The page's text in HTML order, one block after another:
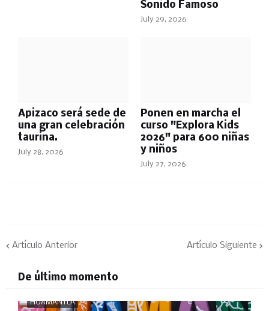
Sonido Famoso
July 29, 2026
Apizaco será sede de
una gran celebración
taurina.
July 28, 2026
Ponen en marcha el
curso "Explora Kids
2026" para 600 niñas
y niños
July 27, 2026
Artículo Anterior Artículo Siguiente
De último momento
HUAMANTLA